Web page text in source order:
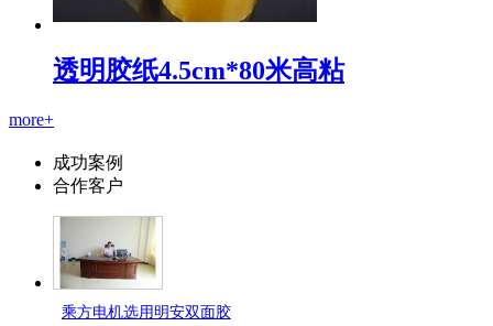
透明胶纸4.5cm*80米高粘
more+
成功案例
合作客户
乘方电机选用明安双面胶